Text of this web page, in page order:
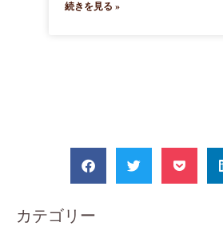
続きを見る »
カテゴリー